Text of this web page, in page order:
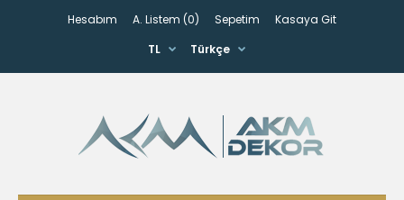
Hesabım A. Listem (0) Sepetim
Kasaya Git
TL
Türkçe